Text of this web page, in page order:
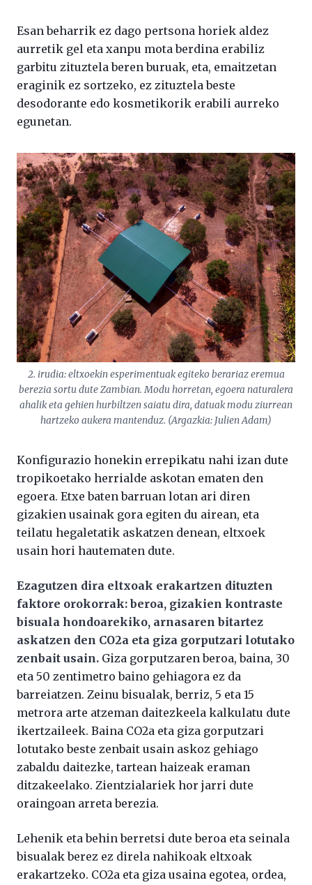
Esan beharrik ez dago pertsona horiek aldez
aurretik gel eta xanpu mota berdina erabiliz
garbitu zituztela beren buruak, eta, emaitzetan
eraginik ez sortzeko, ez zituztela beste
desodorante edo kosmetikorik erabili aurreko
egunetan.
2. irudia: eltxoekin esperimentuak egiteko berariaz eremua
berezia sortu dute Zambian. Modu horretan, egoera naturalera
ahalik eta gehien hurbiltzen saiatu dira, datuak modu ziurrean
hartzeko aukera mantenduz. (Argazkia: Julien Adam)
Konfigurazio honekin errepikatu nahi izan dute
tropikoetako herrialde askotan ematen den
egoera. Etxe baten barruan lotan ari diren
gizakien usainak gora egiten du airean, eta
teilatu hegaletatik askatzen denean, eltxoek
usain hori hautematen dute.
Ezagutzen dira eltxoak erakartzen dituzten
faktore orokorrak: beroa, gizakien kontraste
bisuala hondoarekiko, arnasaren bitartez
askatzen den CO2a eta giza gorputzari lotutako
zenbait usain. Giza gorputzaren beroa, baina, 30
eta 50 zentimetro baino gehiagora ez da
barreiatzen. Zeinu bisualak, berriz, 5 eta 15
metrora arte atzeman daitezkeela kalkulatu dute
ikertzaileek. Baina CO2a eta giza gorputzari
lotutako beste zenbait usain askoz gehiago
zabaldu daitezke, tartean haizeak eraman
ditzakeelako. Zientzialariek hor jarri dute
oraingoan arreta berezia.
Lehenik eta behin berretsi dute beroa eta seinala
bisualak berez ez direla nahikoak eltxoak
erakartzeko. CO2a eta giza usaina egotea, ordea,